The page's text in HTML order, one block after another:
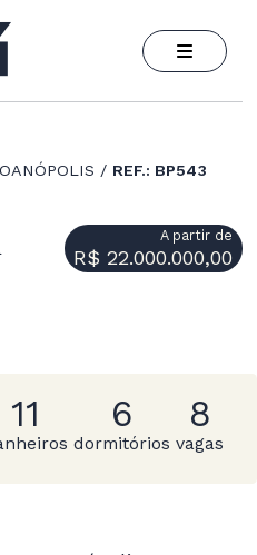
REF.: BP543
A partir de
R$ 22.000.000,00
11 6
dormitórios
8
vagas